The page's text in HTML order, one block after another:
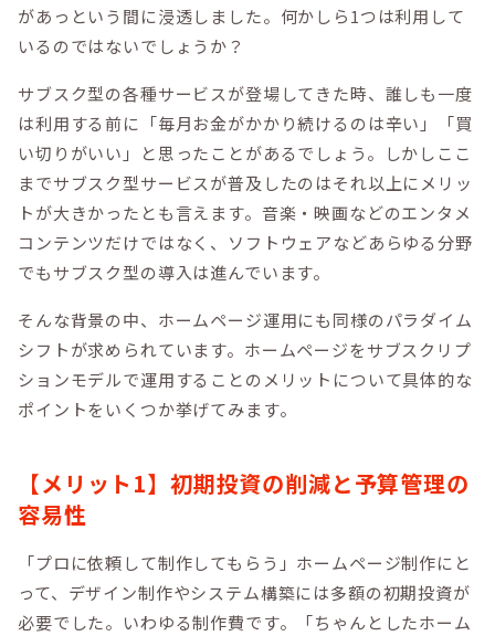
があっという間に浸透しました。何かしら1つは利用して
いるのではないでしょうか？
サブスク型の各種サービスが登場してきた時、誰しも一度
は利用する前に「毎月お金がかかり続けるのは辛い」「買
い切りがいい」と思ったことがあるでしょう。しかしここ
までサブスク型サービスが普及したのはそれ以上にメリッ
トが大きかったとも言えます。音楽・映画などのエンタメ
コンテンツだけではなく、ソフトウェアなどあらゆる分野
でもサブスク型の導入は進んでいます。
そんな背景の中、ホームページ運用にも同様のパラダイム
シフトが求められています。ホームページをサブスクリプ
ションモデルで運用することのメリットについて具体的な
ポイントをいくつか挙げてみます。
【メリット1】初期投資の削減と予算管理の
容易性
「プロに依頼して制作してもらう」ホームページ制作にと
って、デザイン制作やシステム構築には多額の初期投資が
必要でした。いわゆる制作費です。「ちゃんとしたホーム